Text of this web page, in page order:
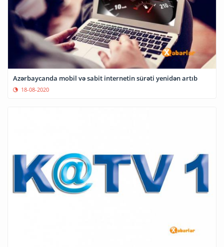
Azərbaycanda mobil və sabit internetin sürəti yenidən artıb
18-08-2020